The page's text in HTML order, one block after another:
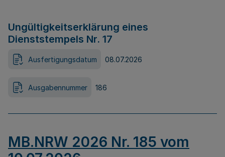
Ungültigkeitserklärung eines
Dienststempels Nr. 17
Ausfertigungsdatum 08.07.2026
Ausgabennummer 186
MB.NRW 2026 Nr. 185 vom